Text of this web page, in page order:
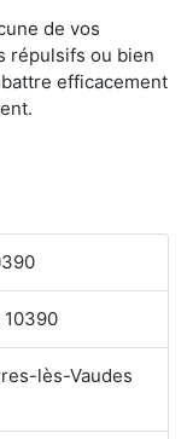
de vos
répulsifs ou bien
efficacement
lès-Vaudes